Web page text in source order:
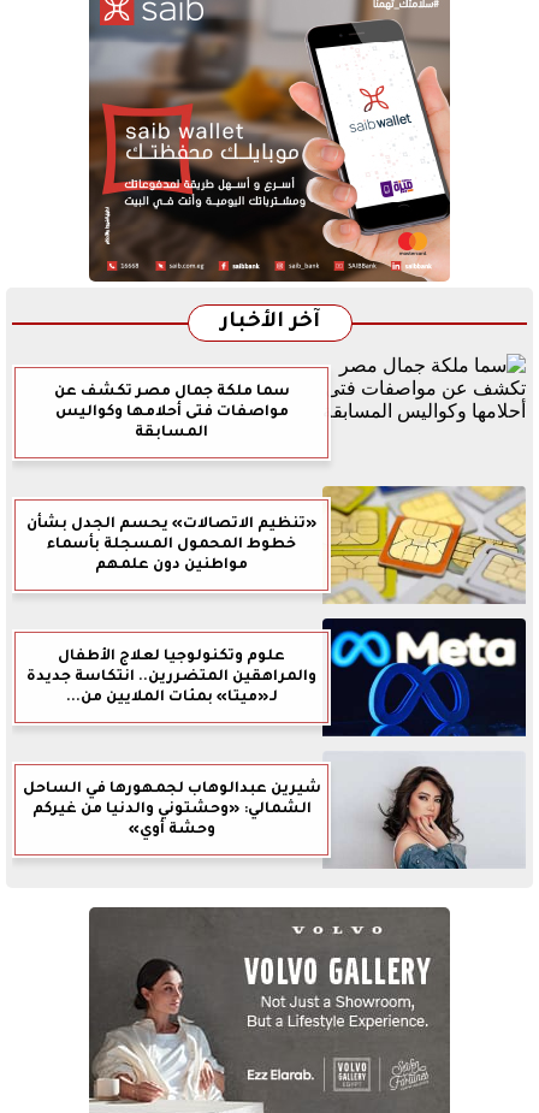
آخر الأخبار
سما ملكة جمال مصر تكشف عن
مواصفات فتى أحلامها وكواليس
المسابقة
«تنظيم الاتصالات» يحسم الجدل بشأن
خطوط المحمول المسجلة بأسماء
مواطنين دون علمهم
علوم وتكنولوجيا لعلاج الأطفال
والمراهقين المتضررين.. انتكاسة جديدة
لـ«ميتا» بمئات الملايين من...
شيرين عبدالوهاب لجمهورها في الساحل
الشمالي: «وحشتوني والدنيا من غيركم
وحشة أوي»